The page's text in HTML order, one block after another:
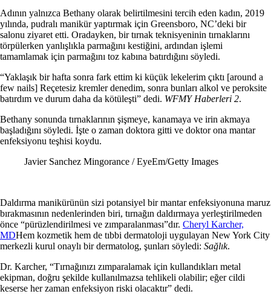
Adının yalnızca Bethany olarak belirtilmesini tercih eden kadın, 2019
yılında, pudralı manikür yaptırmak için Greensboro, NC’deki bir
salonu ziyaret etti. Oradayken, bir tırnak teknisyeninin tırnaklarını
törpülerken yanlışlıkla parmağını kestiğini, ardından işlemi
tamamlamak için parmağını toz kabına batırdığını söyledi.
“Yaklaşık bir hafta sonra fark ettim ki küçük lekelerim çıktı [around a
few nails] Reçetesiz kremler denedim, sonra bunları alkol ve peroksite
batırdım ve durum daha da kötüleşti” dedi. WFMY Haberleri 2.
Bethany sonunda tırnaklarının şişmeye, kanamaya ve irin akmaya
başladığını söyledi. İşte o zaman doktora gitti ve doktor ona mantar
enfeksiyonu teşhisi koydu.
Javier Sanchez Mingorance / EyeEm/Getty Images
Daldırma manikürünün sizi potansiyel bir mantar enfeksiyonuna maruz
bırakmasının nedenlerinden biri, tırnağın daldırmaya yerleştirilmeden
önce “pürüzlendirilmesi ve zımparalanması”dır. Cheryl Karcher,
MDHem kozmetik hem de tıbbi dermatoloji uygulayan New York City
merkezli kurul onaylı bir dermatolog, şunları söyledi: Sağlık.
Dr. Karcher, “Tırnağınızı zımparalamak için kullandıkları metal
ekipman, doğru şekilde kullanılmazsa tehlikeli olabilir; eğer cildi
keserse her zaman enfeksiyon riski olacaktır” dedi.